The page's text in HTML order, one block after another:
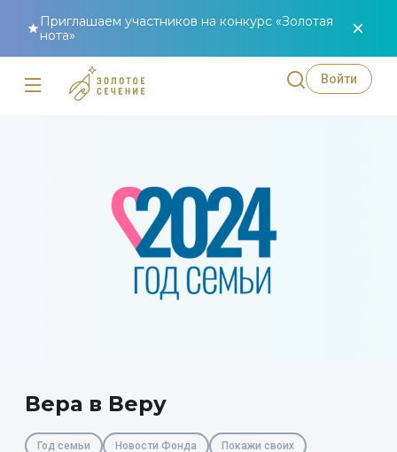
Приглашаем участников на конкурс «Золотая
нота»
Войти
Вера в Веру
Год семьи Новости Фонда Покажи своих